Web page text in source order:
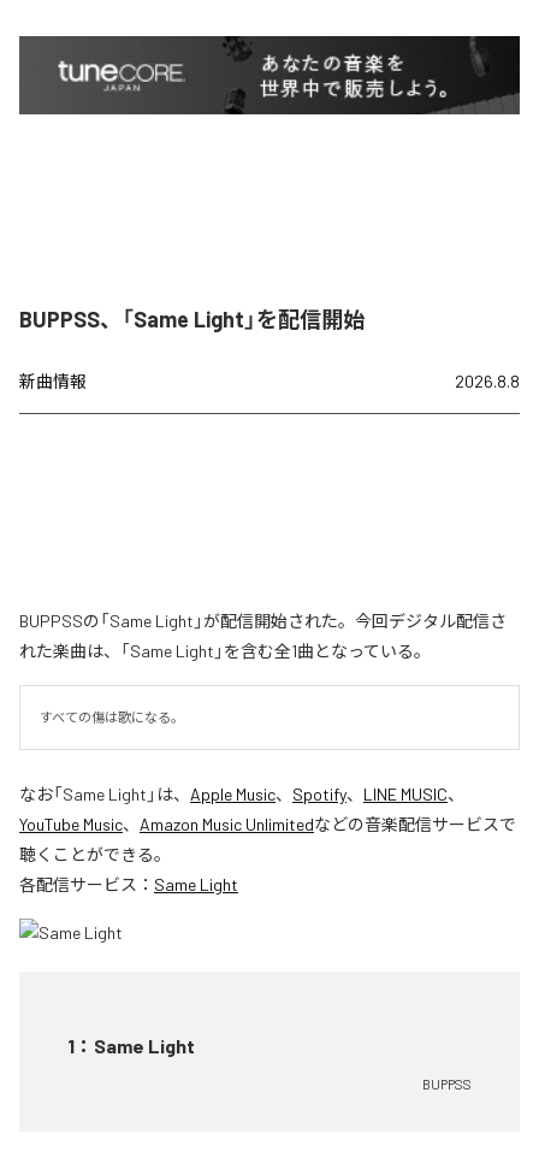
BUPPSS、「Same Light」を配信開始
新曲情報 2026.8.8
BUPPSSの「Same Light」が配信開始された。今回デジタル配信さ
れた楽曲は、「Same Light」を含む全1曲となっている。
すべての傷は歌になる。
なお「Same Light 」は、 Apple Music、 Spotify、 LINE MUSIC、
YouTube Music、 Amazon Music Unlimitedなどの音楽配信サービスで
聴くことができる。
各配信サービス： Same Light
1 ： Same Light
BUPPSS